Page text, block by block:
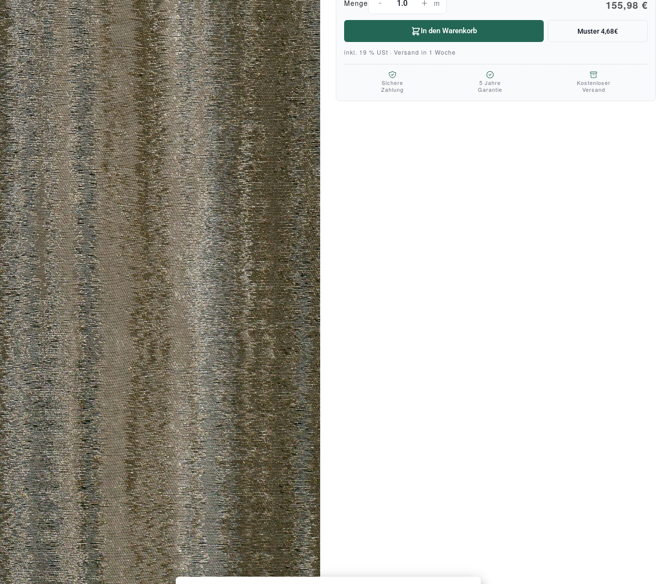
Menge - + m 155,98 €
In den Warenkorb Muster 4,68€
inkl. 19 % USt · Versand in 1 Woche
Sichere
Zahlung
5 Jahre
Garantie
Kostenloser
Versand